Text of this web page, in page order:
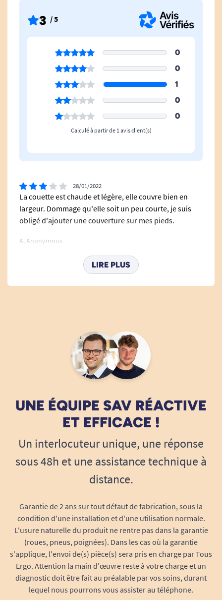
3 / 5
0
0
1
0
0
Calculé à partir de 1 avis client(s)
28/01/2022
La couette est chaude et légère, elle couvre bien en
largeur. Dommage qu'elle soit un peu courte, je suis
obligé d'ajouter une couverture sur mes pieds.
A. Anonymous
LIRE PLUS
UNE ÉQUIPE SAV RÉACTIVE
ET EFFICACE !
Un interlocuteur unique, une réponse
sous 48h et une assistance technique à
distance.
Garantie de 2 ans sur tout défaut de fabrication, sous la
condition d'une installation et d'une utilisation normale.
L'usure naturelle du produit ne rentre pas dans la garantie
(roues, pneus, poignées). Dans les cas où la garantie
s'applique, l'envoi de(s) pièce(s) sera pris en charge par Tous
Ergo. Attention la main d'œuvre reste à votre charge et un
diagnostic doit être fait au préalable par vos soins, durant
lequel nous pourrons vous assister au téléphone.